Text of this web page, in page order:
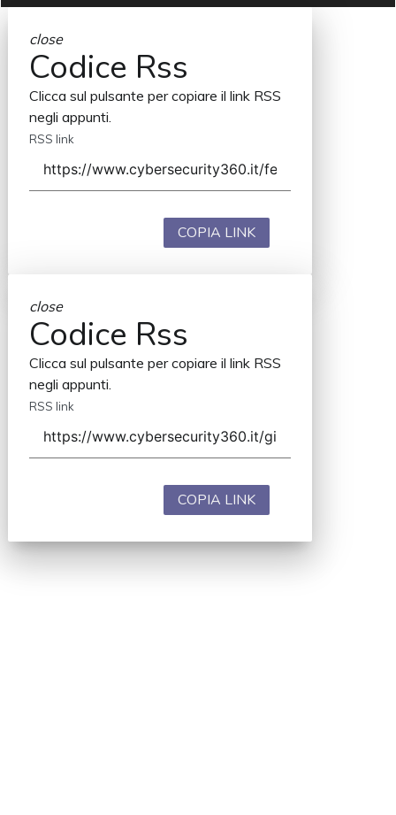
close
Codice Rss
Clicca sul pulsante per copiare il link RSS
negli appunti.
RSS link
COPIA LINK
close
Codice Rss
Clicca sul pulsante per copiare il link RSS
negli appunti.
RSS link
COPIA LINK